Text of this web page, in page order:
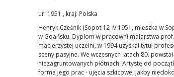
ur. 1951 , kraj: Polska
Henryk Cześnik (Sopot 12 IV 1951, mieszka w
w Gdańsku. Dyplom w pracowni malarstwa
macierzystej uczelni, w 1994 uzyskał tytuł
sceny pasyjne. We wczesnych latach 80.
niezagruntowanych płótnach. Artystę od
forma jego prac - ujęcia szkicowe, jakby